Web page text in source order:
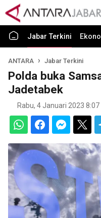
Jabar Terkini
ANTARA Jabar Terkini
Polda buka
Jadetabek
Rabu, 4 Januari 2023 8:07